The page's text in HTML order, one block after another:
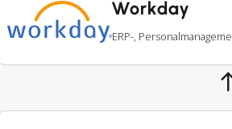
Workday
ERP-,